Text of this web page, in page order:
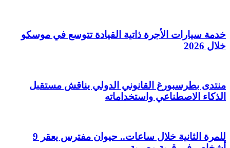
خدمة سيارات الأجرة ذاتية القيادة تتوسع في موسكو
خلال 2026
منتدى بطرسبورغ القانوني الدولي يناقش مستقبل
الذكاء الاصطناعي واستخداماته
للمرة الثانية خلال ساعات.. حيوان مفترس يعقر 9